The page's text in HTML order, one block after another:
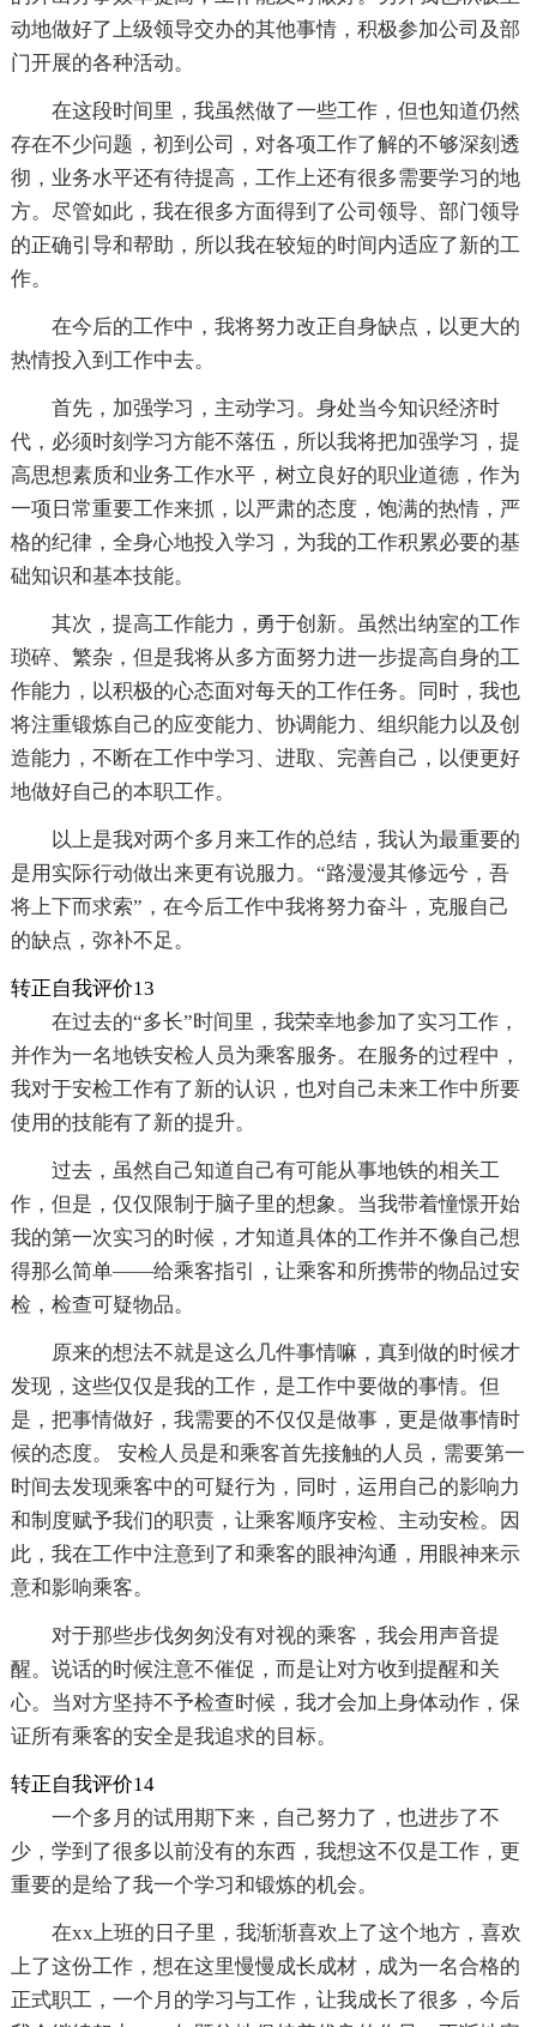
动地做好了上级领导交办的其他事情，积极参加公司及部
门开展的各种活动。
在这段时间里，我虽然做了一些工作，但也知道仍然
存在不少问题，初到公司，对各项工作了解的不够深刻透
彻，业务水平还有待提高，工作上还有很多需要学习的地
方。尽管如此，我在很多方面得到了公司领导、部门领导
的正确引导和帮助，所以我在较短的时间内适应了新的工
作。
在今后的工作中，我将努力改正自身缺点，以更大的
热情投入到工作中去。
首先，加强学习，主动学习。身处当今知识经济时
代，必须时刻学习方能不落伍，所以我将把加强学习，提
高思想素质和业务工作水平，树立良好的职业道德，作为
一项日常重要工作来抓，以严肃的态度，饱满的热情，严
格的纪律，全身心地投入学习，为我的工作积累必要的基
础知识和基本技能。
其次，提高工作能力，勇于创新。虽然出纳室的工作
琐碎、繁杂，但是我将从多方面努力进一步提高自身的工
作能力，以积极的心态面对每天的工作任务。同时，我也
将注重锻炼自己的应变能力、协调能力、组织能力以及创
造能力，不断在工作中学习、进取、完善自己，以便更好
地做好自己的本职工作。
以上是我对两个多月来工作的总结，我认为最重要的
是用实际行动做出来更有说服力。“路漫漫其修远兮，吾
将上下而求索”，在今后工作中我将努力奋斗，克服自己
的缺点，弥补不足。
转正自我评价13
在过去的“多长”时间里，我荣幸地参加了实习工作，
并作为一名地铁安检人员为乘客服务。在服务的过程中，
我对于安检工作有了新的认识，也对自己未来工作中所要
使用的技能有了新的提升。
过去，虽然自己知道自己有可能从事地铁的相关工
作，但是，仅仅限制于脑子里的想象。当我带着憧憬开始
我的第一次实习的时候，才知道具体的工作并不像自己想
得那么简单——给乘客指引，让乘客和所携带的物品过安
检，检查可疑物品。
原来的想法不就是这么几件事情嘛，真到做的时候才
发现，这些仅仅是我的工作，是工作中要做的事情。但
是，把事情做好，我需要的不仅仅是做事，更是做事情时
候的态度。 安检人员是和乘客首先接触的人员，需要第一
时间去发现乘客中的可疑行为，同时，运用自己的影响力
和制度赋予我们的职责，让乘客顺序安检、主动安检。因
此，我在工作中注意到了和乘客的眼神沟通，用眼神来示
意和影响乘客。
对于那些步伐匆匆没有对视的乘客，我会用声音提
醒。说话的时候注意不催促，而是让对方收到提醒和关
心。当对方坚持不予检查时候，我才会加上身体动作，保
证所有乘客的安全是我追求的目标。
转正自我评价14
一个多月的试用期下来，自己努力了，也进步了不
少，学到了很多以前没有的东西，我想这不仅是工作，更
重要的是给了我一个学习和锻炼的机会。
在xx上班的日子里，我渐渐喜欢上了这个地方，喜欢
上了这份工作，想在这里慢慢成长成材，成为一名合格的
正式职工，一个月的学习与工作，让我成长了很多，今后